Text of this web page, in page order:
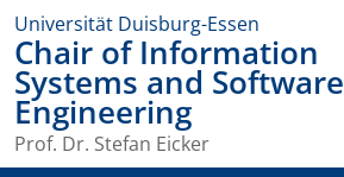
Universität Duisburg-Essen
Chair of Information
Systems and Software
Engineering
Prof. Dr. Stefan Eicker